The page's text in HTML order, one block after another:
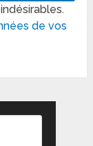
de vos